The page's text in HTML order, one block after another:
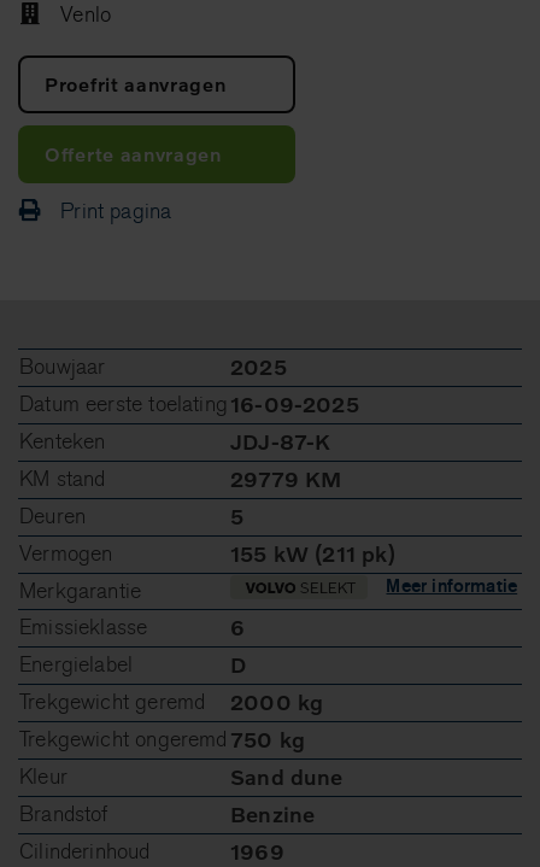
Venlo
Proefrit aanvragen
Offerte aanvragen
Print pagina
Bouwjaar
2025
Datum eerste toelating 16-09-2025
Kenteken
JDJ-87-K
KM stand
29779 KM
Deuren
5
Vermogen
155 kW (211 pk)
Merkgarantie
Meer informatie
Emissieklasse
6
Energielabel
D
Trekgewicht geremd
2000 kg
Trekgewicht ongeremd 750 kg
Kleur
Sand dune
Brandstof
Benzine
Cilinderinhoud
1969